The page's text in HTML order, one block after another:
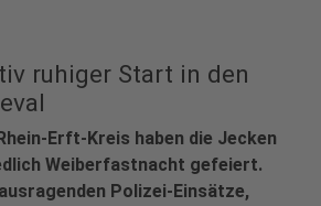
ruhiger Start in den
Erft-Kreis haben die Jecken
Weiberfastnacht gefeiert.
Polizei-Einsätze,